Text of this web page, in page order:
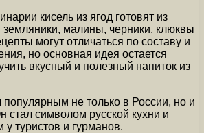
кисель из ягод готовят из
земляники, малины, черники, клюквы
могут отличаться по составу и
но основная идея остается
вкусный и полезный напиток из
популярным не только в России, но и
стал символом русской кухни и
у туристов и гурманов.